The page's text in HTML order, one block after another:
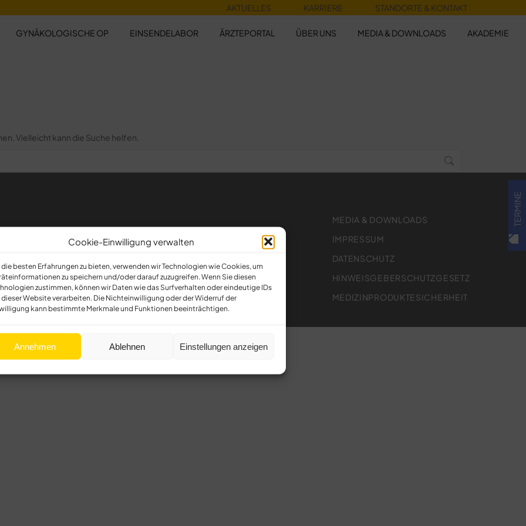
Cookie-Einwilligung verwalten
die besten Erfahrungen zu bieten, verwenden wir Technologien wie Cookies, um
zu speichern und/oder darauf zuzugreifen. Wenn Sie diesen
zustimmen, können wir Daten wie das Surfverhalten oder eindeutige IDs
Website verarbeiten. Die Nichteinwilligung oder der Widerruf der
kann bestimmte Merkmale und Funktionen beeinträchtigen.
Annehmen Ablehnen Einstellungen anzeigen
TERMINE
AKTUELLES KARRIERE STANDORTE & KONTAKT
GYNÄKOLOGISCHE OP EINSENDELABOR ÄRZTEPORTAL ÜBER UNS MEDIA & DOWNLOADS AKADEMIE
Vielleicht kann die Suche helfen.
MEDIA & DOWNLOADS
IMPRESSUM
DATENSCHUTZ
HINWEISGEBERSCHUTZGESETZ
MEDIZINPRODUKTESICHERHEIT